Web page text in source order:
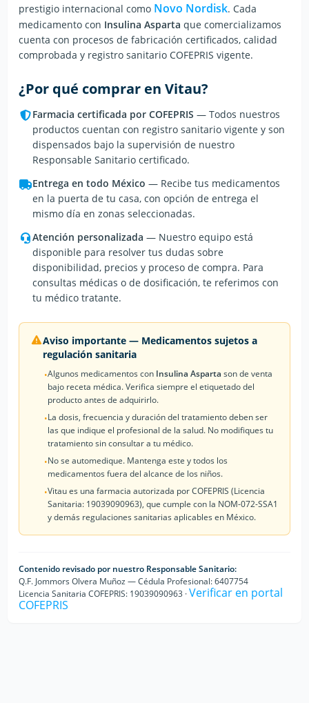
prestigio internacional como Novo Nordisk.Cada
medicamento con Insulina Asparta que comercializamos
cuenta con procesos de fabricación certificados, calidad
comprobada y registro sanitario COFEPRIS vigente.
¿Por qué comprar en Vitau?
Farmacia certificada por COFEPRIS — Todos nuestros
productos cuentan con registro sanitario vigente y son
dispensados bajo la supervisión de nuestro
Responsable Sanitario certificado.
Entrega en todo México — Recibe tus medicamentos
en la puerta de tu casa, con opción de entrega el
mismo día en zonas seleccionadas.
Atención personalizada — Nuestro equipo está
disponible para resolver tus dudas sobre
disponibilidad, precios y proceso de compra. Para
consultas médicas o de dosificación, te referimos con
tu médico tratante.
Aviso importante — Medicamentos sujetos a
regulación sanitaria
•Algunos medicamentos con Insulina Asparta son de venta
bajo receta médica. Verifica siempre el etiquetado del
producto antes de adquirirlo.
•La dosis, frecuencia y duración del tratamiento deben ser
las que indique el profesional de la salud. No modifiques tu
tratamiento sin consultar a tu médico.
•No se automedique. Mantenga este y todos los
medicamentos fuera del alcance de los niños.
•Vitau es una farmacia autorizada por COFEPRIS (Licencia
Sanitaria: 19039090963), que cumple con la NOM-072-SSA1
y demás regulaciones sanitarias aplicables en México.
Contenido revisado por nuestro Responsable Sanitario:
Q.F. Jommors Olvera Muñoz — Cédula Profesional: 6407754
Licencia Sanitaria COFEPRIS: 19039090963 ·Verificar en portal
COFEPRIS